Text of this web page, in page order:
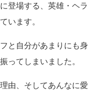
登場する、英雄・ヘラ
います。
と自分があまりにも身
ってしまいました。
由、そしてあんなに愛